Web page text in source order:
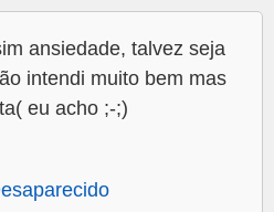
ansiedade, talvez seja
intendi muito bem mas
eu acho ;-;)